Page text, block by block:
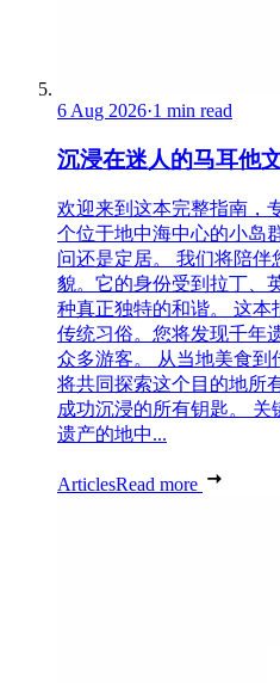
6 Aug 2026·1 min read
沉浸在迷人的马耳他
欢迎来到这本完整指南，
个位于地中海中心的小岛
问还是定居。 我们将陪
貌。它的身份受到拉丁、
种真正独特的和谐。 这
传统习俗。您将发现千年
众多游客。 从当地美食
将共同探索这个目的地所
成功沉浸的所有钥匙。
遗产的地中...
ArticlesRead more